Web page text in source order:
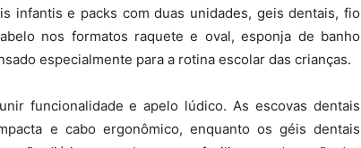
infantis e packs com duas unidades, geis dentais, fio
nos formatos raquete e oval, esponja de banho
especialmente para a rotina escolar das crianças.
funcionalidade e apelo lúdico. As escovas dentais
e cabo ergonômico, enquanto os géis dentais